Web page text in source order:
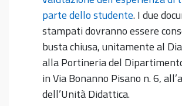
parte dello studente. I due
stampati dovranno essere
busta chiusa, unitamente al
alla Portineria del
in Via Bonanno Pisano n. 6,
dell’Unità Didattica.